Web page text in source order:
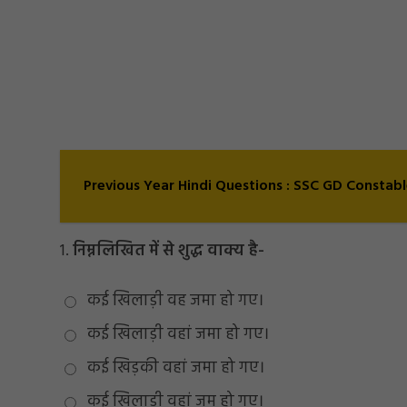
Previous Year Hindi Questions : SSC GD
1.निम्नलिखित में से शुद्ध वाक्य है-
कई खिलाड़ी वह जमा हो गए।
कई खिलाड़ी वहां जमा हो गए।
कई खिड़की वहां जमा हो गए।